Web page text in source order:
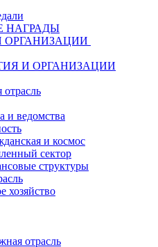
НАГРАДЫ
ОРГАНИЗАЦИИ
И ОРГАНИЗАЦИИ
отрасль
и ведомства
и космос
сектор
структуры
хозяйство
отрасль